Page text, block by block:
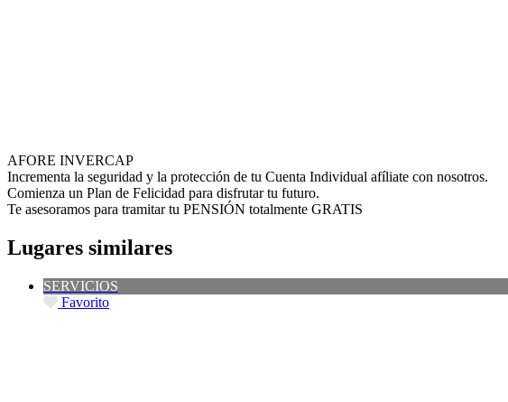
AFORE INVERCAP
Incrementa la seguridad y la protección de tu Cuenta Individual afíliate con nosotros.
Comienza un Plan de Felicidad para disfrutar tu futuro.
Te asesoramos para tramitar tu PENSIÓN totalmente GRATIS
Lugares similares
SERVICIOS
Favorito